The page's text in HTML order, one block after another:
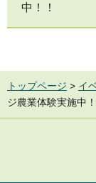
中！！
トップページ > イ
ジ農業体験実施中！